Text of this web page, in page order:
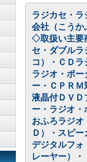
ラジカセ・ラ
会社（こうか
◇取扱い主要
セ・ダブル
コ）・ＣＤ
ラジオ・ポ
ー・ＣＰＲ
液晶付ＤＶＤ
ー・ラジオ
おふろラジ
Ｄ）・スピ
デジタルフ
レーヤー）